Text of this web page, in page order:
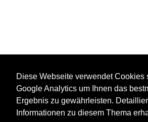
Diese Webseite verwendet Cookies
Google Analytics um Ihnen das
Ergebnis zu gewährleisten.
Informationen zu diesem Thema